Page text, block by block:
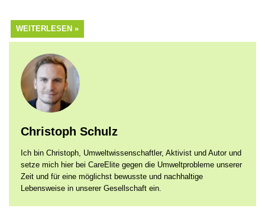
WEITERLESEN »
Christoph Schulz
Ich bin Christoph, Umweltwissenschaftler, Aktivist und Autor und
setze mich hier bei CareElite gegen die Umweltprobleme unserer
Zeit und für eine möglichst bewusste und nachhaltige
Lebensweise in unserer Gesellschaft ein.